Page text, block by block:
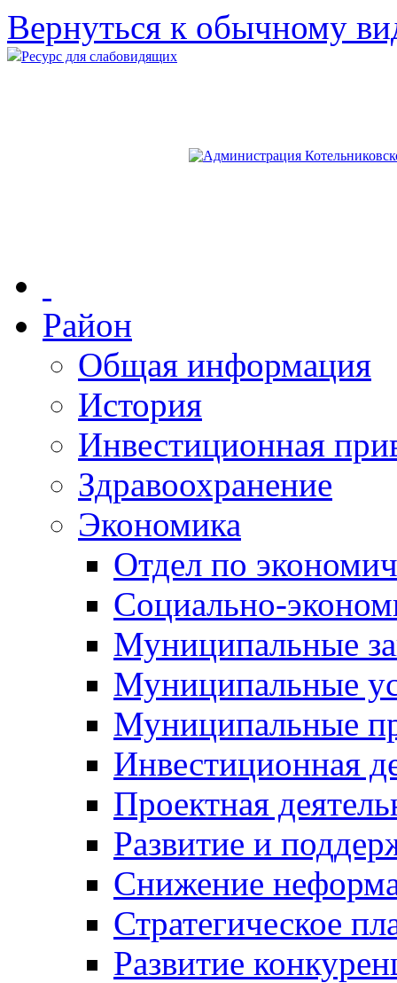
Вернуться к обычному
Ресурс для слабовидящих
Район
Общая информация
История
Инвестиционная
Здравоохранение
Экономика
Отдел по
Социально-
Муниципальные
Муниципальные
Муниципальные
Инвестиционная
Проектная
Развитие и
Снижение
Стратегическое
Развитие